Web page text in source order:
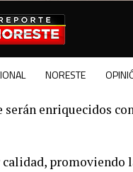
NORESTE
enriquecidos
promoviendo